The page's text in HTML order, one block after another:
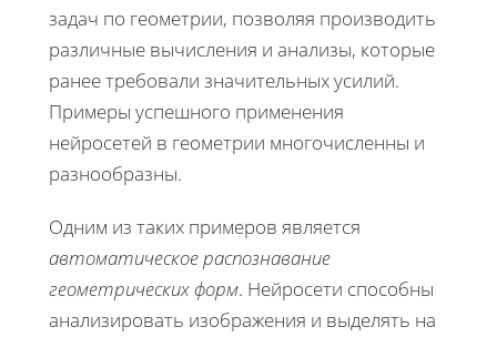
задач по геометрии, позволяя производить
различные вычисления и анализы, которые
ранее требовали значительных усилий.
Примеры успешного применения
нейросетей в геометрии многочисленны и
разнообразны.
Одним из таких примеров является
автоматическое распознавание
геометрических форм. Нейросети способны
анализировать изображения и выделять на